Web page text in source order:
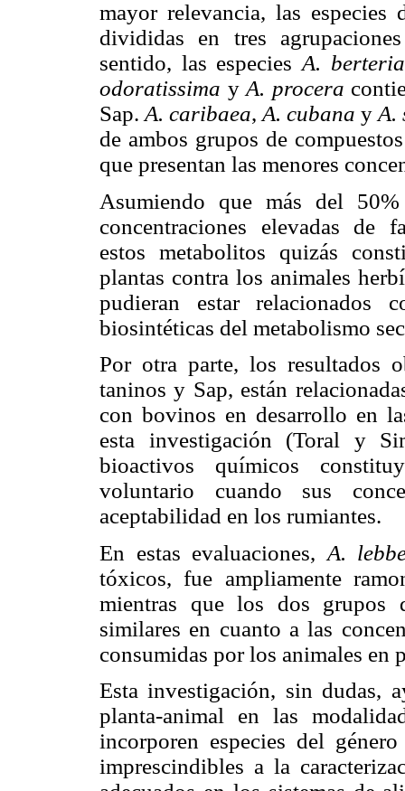
mayor relevancia, las
divididas en tres
sentido, las especiesA.
odoratissima yA. procera
Sap. A. caribaea, A. cubana y A.
de ambos grupos de
que presentan las menores
Asumiendo que más del
concentraciones elevadas de
estos metabolitos quizás
plantas contra los animales
pudieran estar relacionados
biosintéticas del metabolismo
Por otra parte, los resultados
taninos y Sap, están
con bovinos en desarrollo en
esta investigación (Toral y
bioactivos químicos
voluntario cuando sus
aceptabilidad en los rumiantes.
En estas evaluaciones, A.
tóxicos, fue ampliamente
mientras que los dos grupos
similares en cuanto a las
consumidas por los animales en
Esta investigación, sin dudas,
planta-animal en las
incorporen especies del
imprescindibles a la